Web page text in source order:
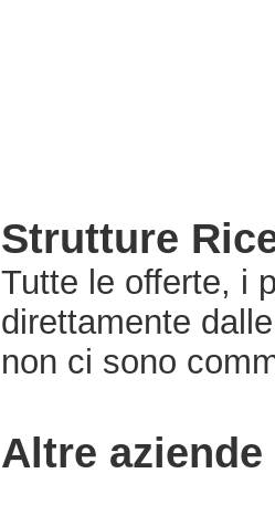
Strutture
Tutte le offerte, i
direttamente
non ci sono
Altre